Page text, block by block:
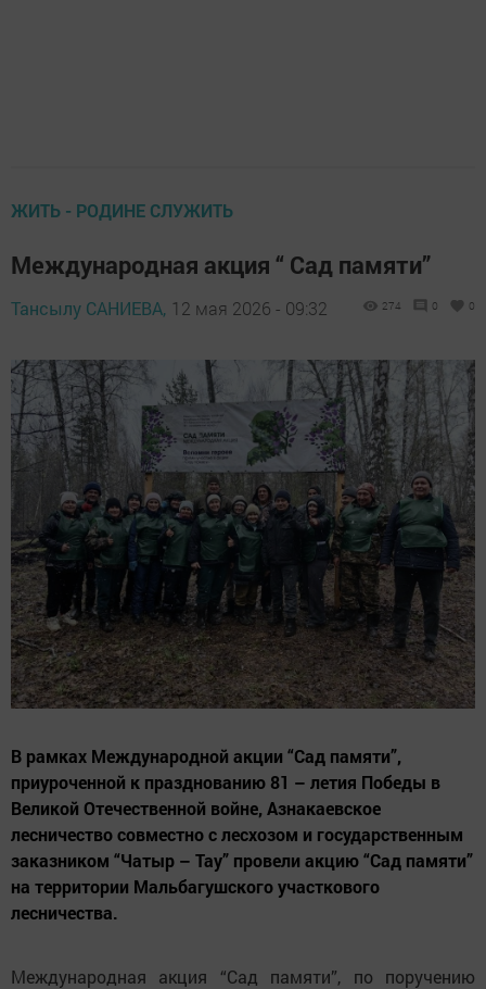
ЖИТЬ - РОДИНЕ СЛУЖИТЬ
Международная акция “ Сад памяти”
Тансылу САНИЕВА, 12 мая 2026 - 09:32 274 0 0
В рамках Международной акции “Сад памяти”,
приуроченной к празднованию 81 – летия Победы в
Великой Отечественной войне, Азнакаевское
лесничество совместно с лесхозом и государственным
заказником “Чатыр – Тау” провели акцию “Сад памяти”
на территории Мальбагушского участкового
лесничества.
Международная акция “Сад памяти”, по поручению